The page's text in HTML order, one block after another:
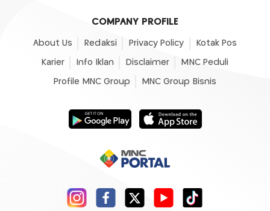
COMPANY PROFILE
About Us Redaksi Privacy Policy Kotak Pos
Karier Info Iklan Disclaimer MNC Peduli
Profile MNC Group MNC Group Bisnis